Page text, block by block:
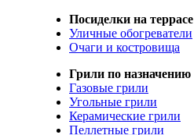
Посиделки на террасе
Уличные обогреватели
Очаги и костровища
Грили по назначению
Газовые грили
Угольные грили
Керамические грили
Пеллетные грили